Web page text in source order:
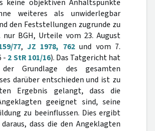
keine objektiven Anhaltspunkte
weiteres als unwiderlegbar
den Feststellungen zugrunde zu
BGH, Urteile vom 23. August
77, JZ 1978, 762und vom 7.
- 2 StR 101/16). Das Tatgericht hat
Grundlage des gesamten
darüber entschieden und ist zu
Ergebnis gelangt, dass die
geeignet sind, seine
zu beeinflussen. Dies ergibt
dass die den Angeklagten